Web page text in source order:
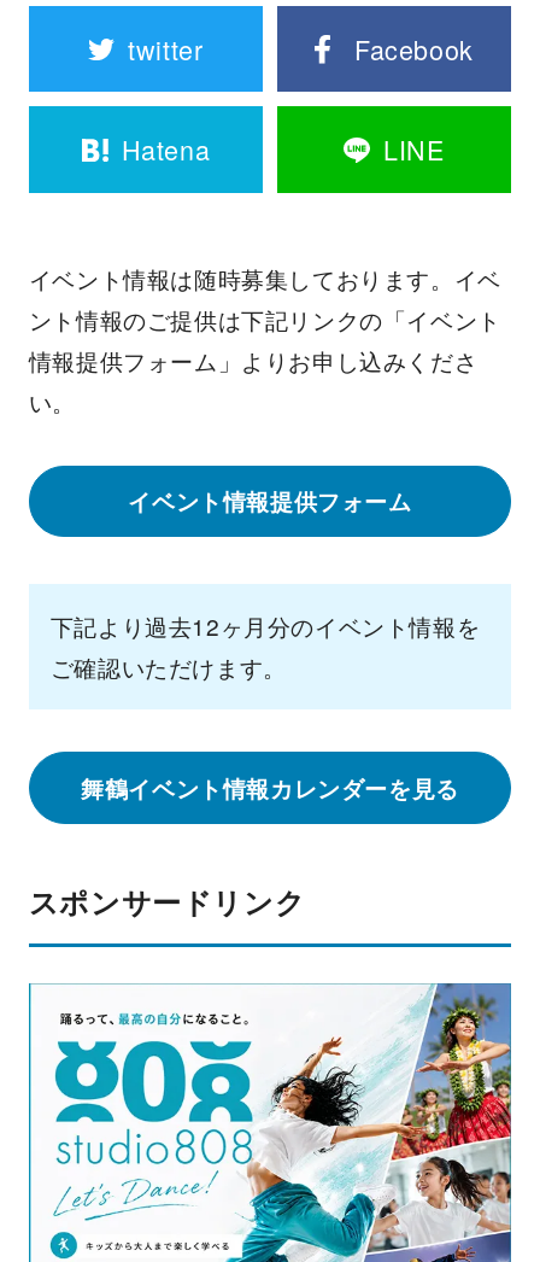
twitter Facebook
Hatena LINE
イベント情報は随時募集しております。イベ
ント情報のご提供は下記リンクの「イベント
情報提供フォーム」よりお申し込みくださ
い。
イベント情報提供フォーム
下記より過去12ヶ月分のイベント情報を
ご確認いただけます。
舞鶴イベント情報カレンダーを見る
スポンサードリンク